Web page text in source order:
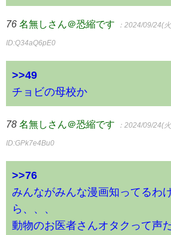
76 名無しさん＠恐縮です ：2024/09/24(
ID:Q34aQ6pE0
>>49
チョビの母校か
78 名無しさん＠恐縮です ：2024/09/24(
ID:GPk7e4Bu0
>>76
みんながみんな漫画知ってるわ
ら、、、
動物のお医者さんオタクって声